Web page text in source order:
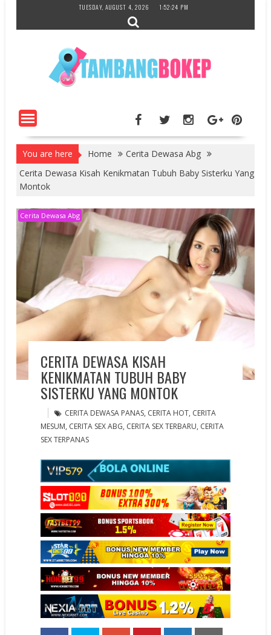
content
TUESDAY, AUGUST 4, 2026 1:52:25 PM
You are here Home
Cerita Dewasa Abg
Cerita Dewasa Kisah Kenikmatan Tubuh Baby Sisterku Yang
Montok
Cerita Dewasa Abg
CERITA DEWASA KISAH
KENIKMATAN TUBUH BABY
SISTERKU YANG MONTOK
CERITA DEWASA PANAS, CERITA HOT, CERITA
MESUM, CERITA SEX ABG, CERITA SEX TERBARU, CERITA
SEX TERPANAS